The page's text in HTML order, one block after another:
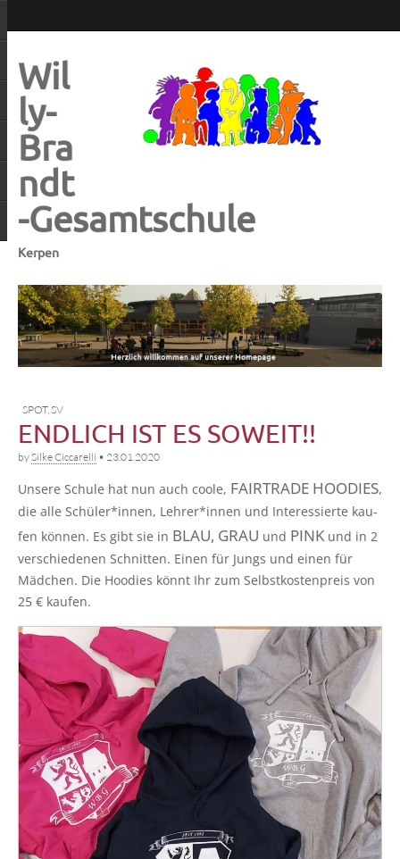
Wil
ly-
Bra
ndt
-Gesamtschule
Kerpen
SPOT, SV
ENDLICH IST ES SOWEIT!!
bySilke Ciccarelli • 23.01.2020
Unse­re Schu­le hat nun auch coo­le, FAIRTRADE HOODIES,
die alle Schüler*innen, Lehrer*innen und Inter­es­sier­te kau­
fen kön­nen. Es gibt sie in BLAU, GRAU und PINK und in 2
ver­schie­de­nen Schnit­ten. Einen für Jungs und einen für
Mäd­chen. Die Hoo­dies könnt Ihr zum Selbst­kos­ten­preis von
25 € kaufen.